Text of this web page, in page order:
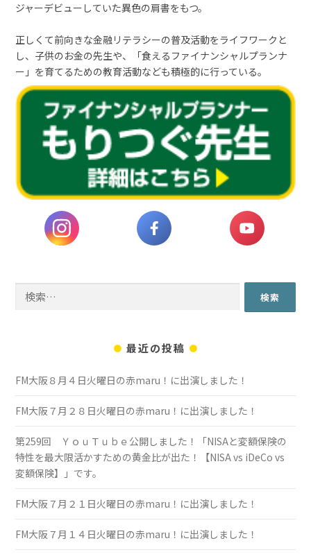
ジャーデビューしていた異色の肩書をもつ。
正しくて前向きな金融リテラシーの普及活動をライフワークと
し、子供のお金の先生や、「食えるファイナンシャルプランナ
ー」を育てるための教育活動なども積極的に行っている。
索:
最近の投稿
FM大阪８月４日火曜日の赤maru！に出演しました！
FM大阪７月２８日火曜日の赤maru！に出演しました！
第259回 ＹｏｕＴｕｂｅ公開しました！「NISAと変額保険の
特性を最大限活かすための黄金比が出た！【NISA vs iDeCo vs
変額保険】」です。
FM大阪７月２１日火曜日の赤maru！に出演しました！
FM大阪７月１４日火曜日の赤maru！に出演しました！